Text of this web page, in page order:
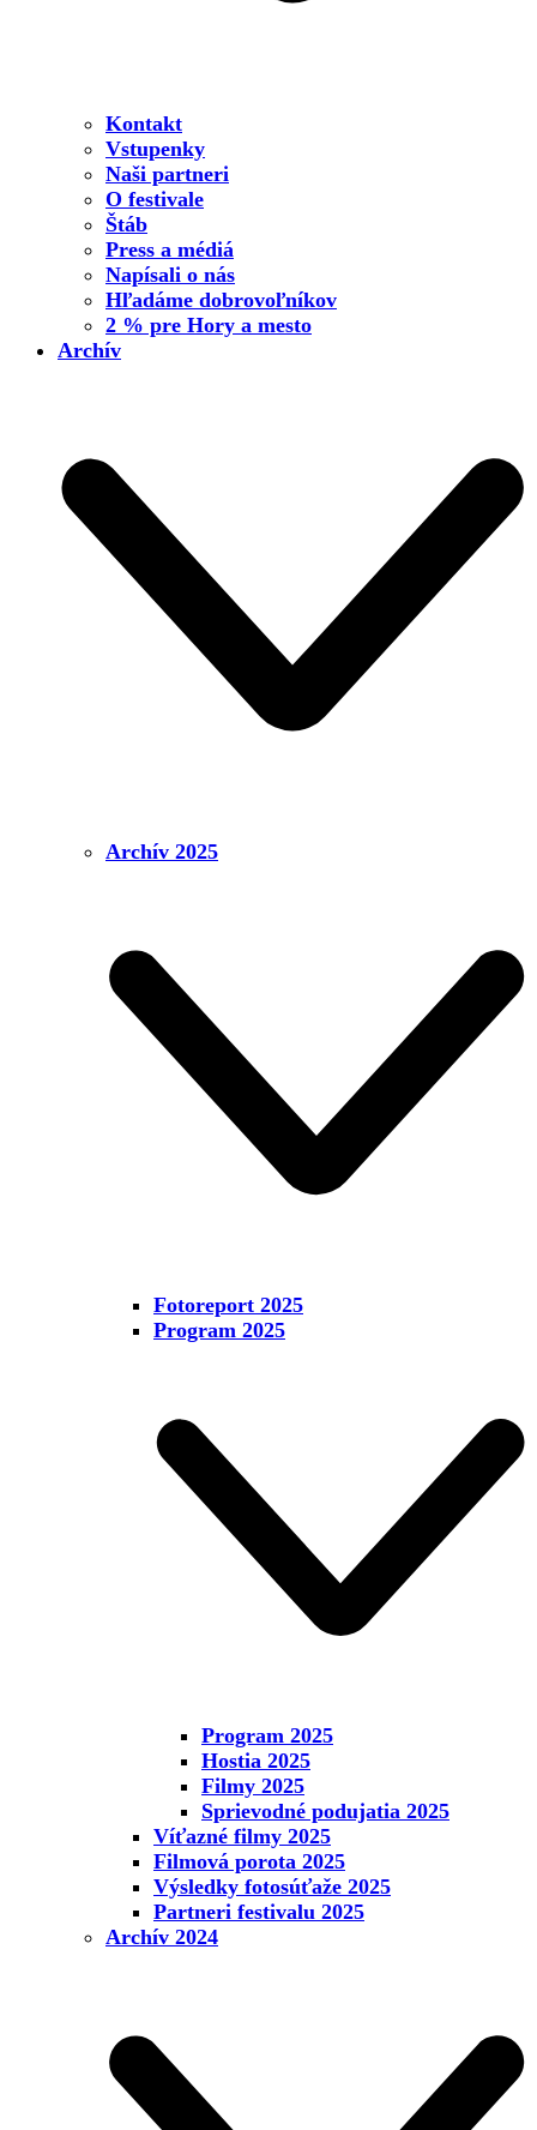
Kontakt
Vstupenky
Naši partneri
O festivale
Štáb
Press a médiá
Napísali o nás
Hľadáme dobrovoľníkov
2 % pre Hory a mesto
Archív
Archív 2025
Fotoreport 2025
Program 2025
Program 2025
Hostia 2025
Filmy 2025
Sprievodné podujatia 2025
Víťazné filmy 2025
Filmová porota 2025
Výsledky fotosúťaže 2025
Partneri festivalu 2025
Archív 2024